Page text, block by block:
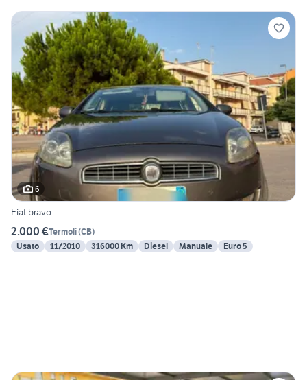
6
Fiat bravo
2.000 €Termoli(CB)
Usato
11/2010 316000 Km Diesel Manuale Euro 5